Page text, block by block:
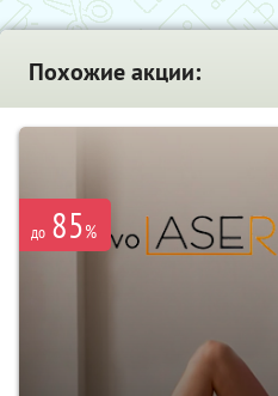
Похожие акции:
до 85%